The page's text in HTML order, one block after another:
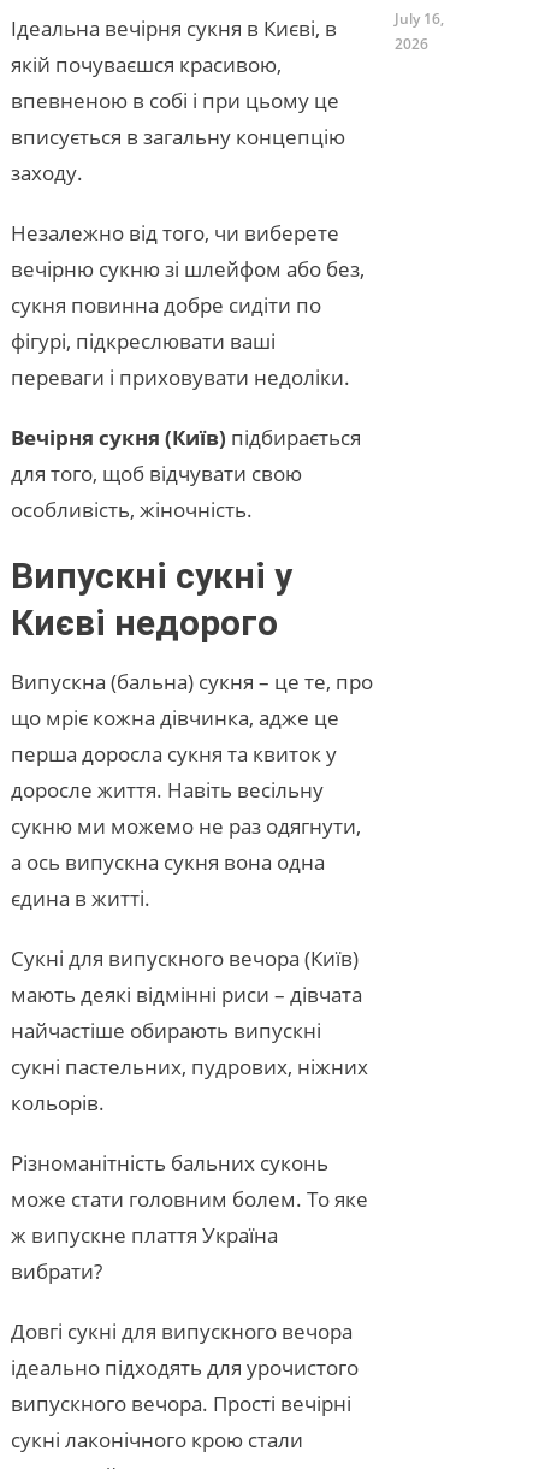
Ідеальна вечірня сукня в Києві, в
якій почуваєшся красивою,
впевненою в собі і при цьому це
вписується в загальну концепцію
заходу.
Незалежно від того, чи виберете
вечірню сукню зі шлейфом або без,
сукня повинна добре сидіти по
фігурі, підкреслювати ваші
переваги і приховувати недоліки.
Вечірня сукня (Київ) підбирається
для того, щоб відчувати свою
особливість, жіночність.
Випускні сукні у
Києві недорого
Випускна (бальна) сукня – це те, про
що мріє кожна дівчинка, адже це
перша доросла сукня та квиток у
доросле життя. Навіть весільну
сукню ми можемо не раз одягнути,
а ось випускна сукня вона одна
єдина в житті.
Сукні для випускного вечора (Київ)
мають деякі відмінні риси – дівчата
найчастіше обирають випускні
сукні пастельних, пудрових, ніжних
кольорів.
Різноманітність бальних суконь
може стати головним болем. То яке
ж випускне плаття Україна
вибрати?
Довгі сукні для випускного вечора
ідеально підходять для урочистого
випускного вечора. Прості вечірні
сукні лаконічного крою стали
July 16,
2026